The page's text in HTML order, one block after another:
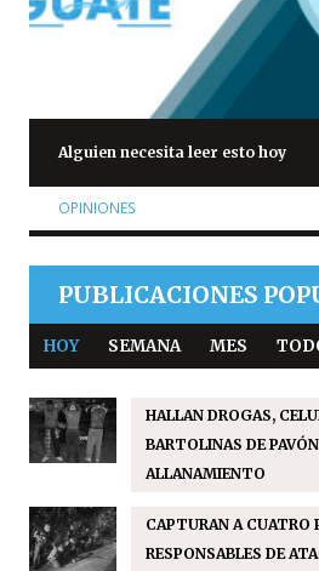
Alguien necesita leer esto hoy
OPINIONES
PUBLICACIONES
HOY SEMANA MES
HALLAN DROGAS,
BARTOLINAS DE
ALLANAMIENTO
CAPTURAN A CUATRO
RESPONSABLES DE